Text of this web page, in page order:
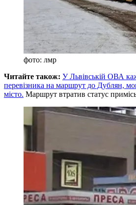
фото: лмр
Читайте також: У Львівській ОВА
перевізника на маршрут до Дублян,
місто. Маршрут втратив статус